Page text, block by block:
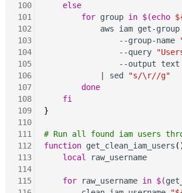
100
101
102
103
104
105
106
107
108
109
110
111
112
113
114
115
else
for group in $(echo
            aws iam get-group
                --group-name
                --query
                --output text
            | sed
"s/\r//g"
done
fi
}
# Run all found iam users
function get_clean_iam_users
local raw_username
for raw_username in $(